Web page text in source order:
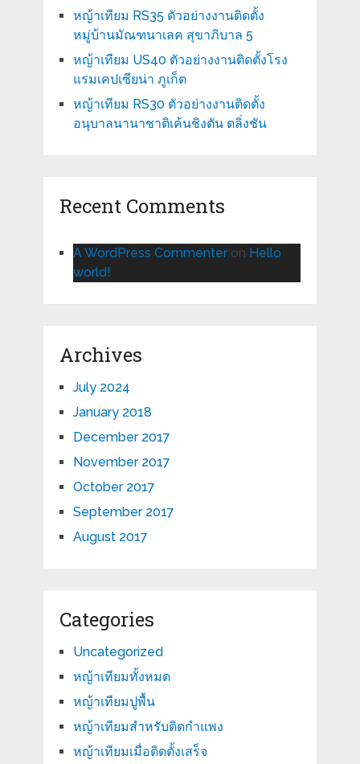
หญ้าเทียม RS35 ตัวอย่างงานติดตั้ง
หมู่บ้านมัณฑนาเลค สุขาภิบาล 5
หญ้าเทียม US40 ตัวอย่างงานติดตั้งโรง
แรมเคปเซียน่า ภูเก็ต
หญ้าเทียม RS30 ตัวอย่างงานติดตั้ง
อนุบาลนานาชาติเค้นชิงตัน ตลิ่งชัน
Recent Comments
A WordPress Commenteron Hello
world!
Archives
July 2024
January 2018
December 2017
November 2017
October 2017
September 2017
August 2017
Categories
Uncategorized
หญ้าเทียมทั้งหมด
หญ้าเทียมปูพื้น
หญ้าเทียมสำหรับติดกำแพง
หญ้าเทียมเมื่อติดตั้งเสร็จ